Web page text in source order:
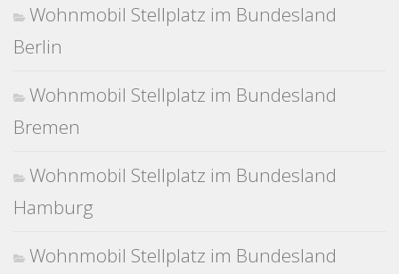
Wohnmobil Stellplatz im Bundesland
Berlin
Wohnmobil Stellplatz im Bundesland
Bremen
Wohnmobil Stellplatz im Bundesland
Hamburg
Wohnmobil Stellplatz im Bundesland